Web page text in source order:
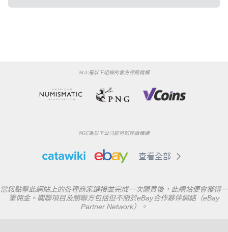
NGC是以下組織的官方評級機構
NGC為以下公司認可的評級機購
查看全部
當您點擊此網站上的各種商家鏈接並完成一次購買後，此網站便會獲得一
筆佣金。關聯項目及關聯方包括但不限於eBay合作夥伴網絡（eBay
Partner Network）。